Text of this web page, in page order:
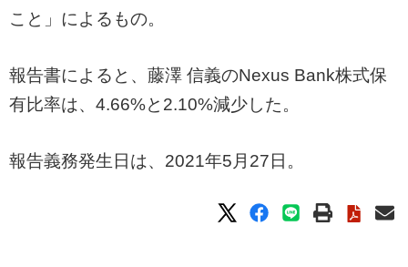
こと」によるもの。
報告書によると、藤澤 信義のNexus Bank株式保
有比率は、4.66%と2.10%減少した。
報告義務発生日は、2021年5月27日。